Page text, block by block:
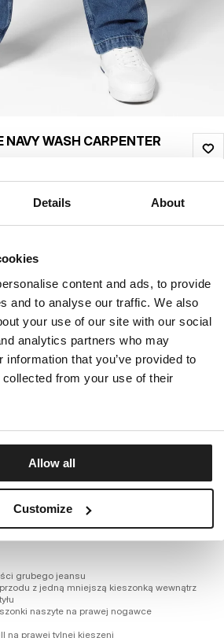
Details About
content and ads, to provide
and to analyse our traffic. We also
your use of our site with our social
analytics partners who may
information that you’ve provided to
collected from your use of their
Allow all
Customize
WASH CARPENTER
dni:
30 33/30 34/30 36/30 38/30
I ZWROTY
firmy PITBULL – Carpenter
grubego jeansu
z jedną mniejszą kieszonką wewnątrz
naszyte na prawej nogawce
na prawej tylnej kieszeni